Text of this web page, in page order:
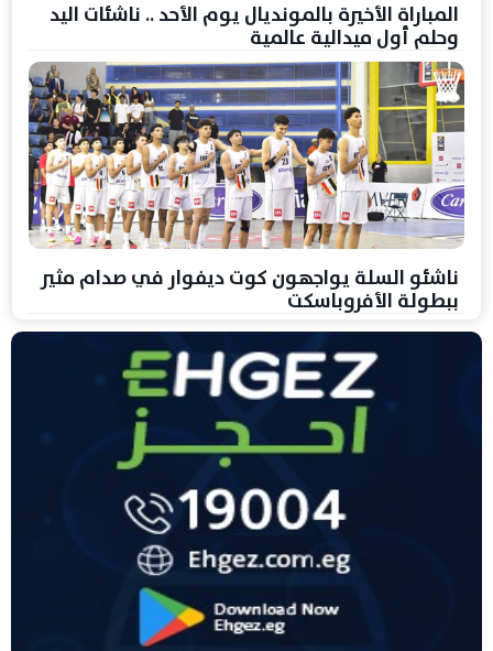
المباراة الأخيرة بالمونديال يوم الأحد .. ناشئات اليد
وحلم أول ميدالية عالمية
ناشئو السلة يواجهون كوت ديفوار في صدام مثير
ببطولة الأفروباسكت